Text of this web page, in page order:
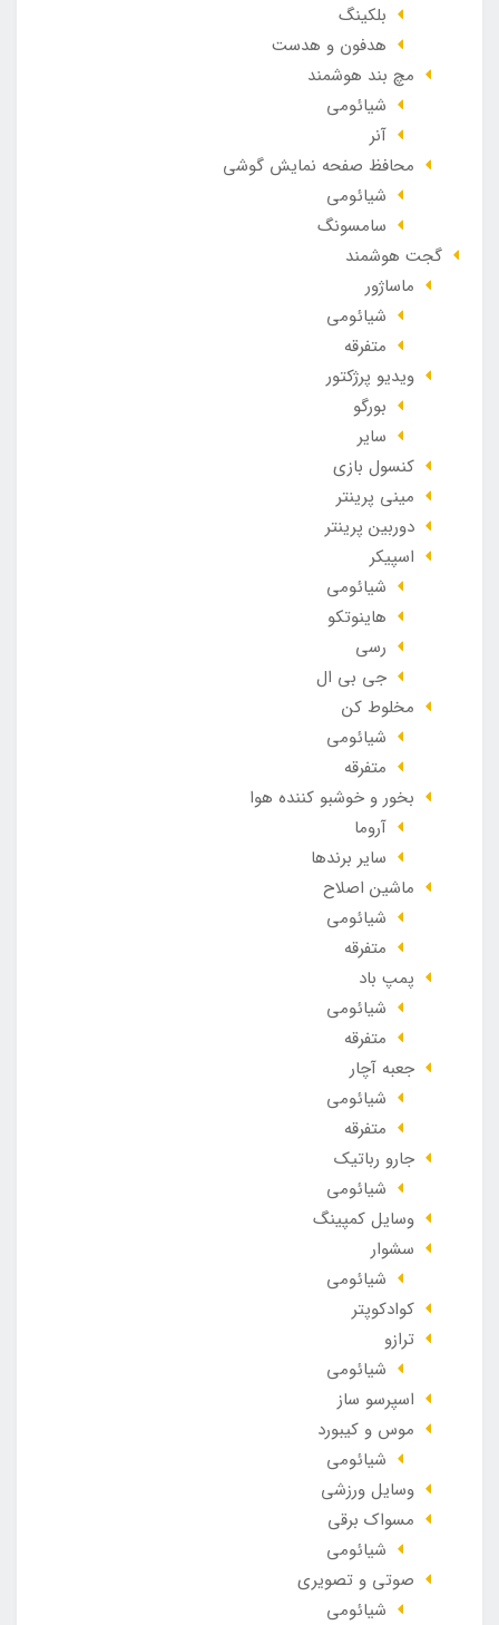
بلکینگ
هدفون و هدست
مچ بند هوشمند
شیائومی
آنر
محافظ صفحه نمایش گوشی
شیائومی
سامسونگ
گجت هوشمند
ماساژور
شیائومی
متفرقه
ویدیو پرژکتور
بورگو
سایر
کنسول بازی
مینی پرینتر
دوربین پرینتر
اسپیکر
شیائومی
هاینوتکو
رسی
جی بی ال
مخلوط کن
شیائومی
متفرقه
بخور و خوشبو کننده هوا
آروما
سایر برندها
ماشین اصلاح
شیائومی
متفرقه
پمپ باد
شیائومی
متفرقه
جعبه آچار
شیائومی
متفرقه
جارو رباتیک
شیائومی
وسایل کمپینگ
سشوار
شیائومی
کوادکوپتر
ترازو
شیائومی
اسپرسو ساز
موس و کیبورد
شیائومی
وسایل ورزشی
مسواک برقی
شیائومی
صوتی و تصویری
شیائومی